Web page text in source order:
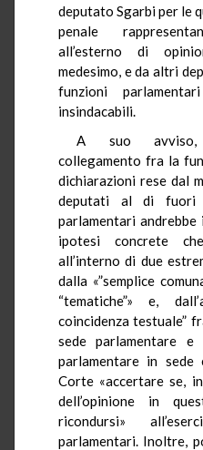
deputato Sgarbi per le
penale
all’esterno di
medesimo, e da altri
funzioni
insindacabili.
A suo avviso,
collegamento fra la
dichiarazioni rese dal
deputati al di fuori
parlamentari
ipotesi concrete
all’interno di due
dalla «”semplice
“tematiche”» e,
coincidenza testuale”
sede parlamentare
parlamentare in sede
Corte «accertare se,
dell’opinione in
ricondursi»
parlamentari. Inoltre,